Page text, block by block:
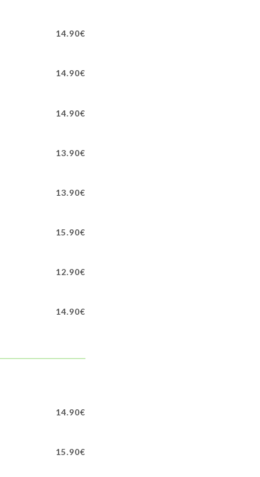
14.90€
14.90€
14.90€
13.90€
13.90€
15.90€
12.90€
14.90€
14.90€
15.90€